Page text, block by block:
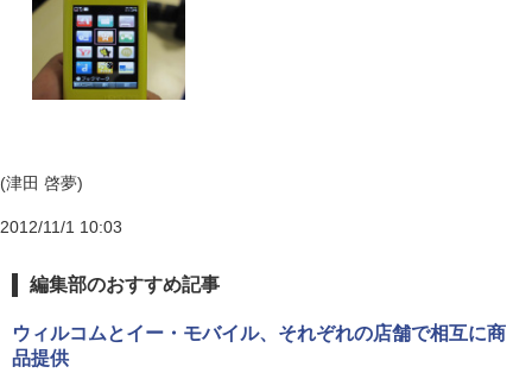
(津田 啓夢)
2012/11/1 10:03
編集部のおすすめ記事
ウィルコムとイー・モバイル、それぞれの店舗で相互に商
品提供